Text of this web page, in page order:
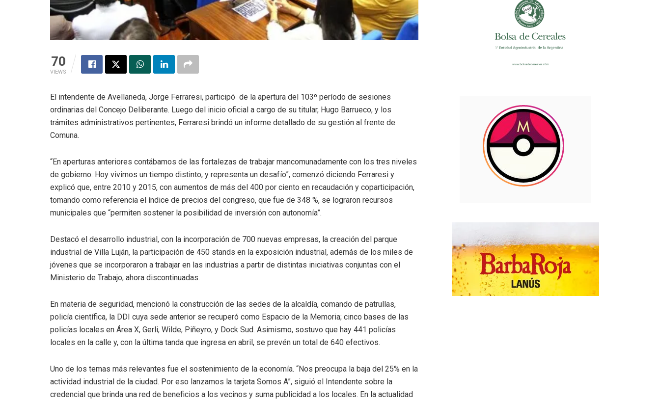
70
VIEWS
El intendente de Avellaneda, Jorge Ferraresi, participó de la apertura del 103º período de sesiones
ordinarias del Concejo Deliberante. Luego del inicio oficial a cargo de su titular, Hugo Barrueco, y los
trámites administrativos pertinentes, Ferraresi brindó un informe detallado de su gestión al frente de
Comuna.
“En aperturas anteriores contábamos de las fortalezas de trabajar mancomunadamente con los tres niveles
de gobierno. Hoy vivimos un tiempo distinto, y representa un desafío”, comenzó diciendo Ferraresi y
explicó que, entre 2010 y 2015, con aumentos de más del 400 por ciento en recaudación y coparticipación,
tomando como referencia el índice de precios del congreso, que fue de 348 %, se lograron recursos
municipales que “permiten sostener la posibilidad de inversión con autonomía”.
Destacó el desarrollo industrial, con la incorporación de 700 nuevas empresas, la creación del parque
industrial de Villa Luján, la participación de 450 stands en la exposición industrial, además de los miles de
jóvenes que se incorporaron a trabajar en las industrias a partir de distintas iniciativas conjuntas con el
Ministerio de Trabajo, ahora discontinuadas.
En materia de seguridad, mencionó la construcción de las sedes de la alcaldía, comando de patrullas,
policía científica, la DDI cuya sede anterior se recuperó como Espacio de la Memoria; cinco bases de las
policías locales en Área X, Gerli, Wilde, Piñeyro, y Dock Sud. Asimismo, sostuvo que hay 441 policías
locales en la calle y, con la última tanda que ingresa en abril, se prevén un total de 640 efectivos.
Uno de los temas más relevantes fue el sostenimiento de la economía. “Nos preocupa la baja del 25% en la
actividad industrial de la ciudad. Por eso lanzamos la tarjeta Somos A”, siguió el Intendente sobre la
credencial que brinda una red de beneficios a los vecinos y suma publicidad a los locales. En la actualidad